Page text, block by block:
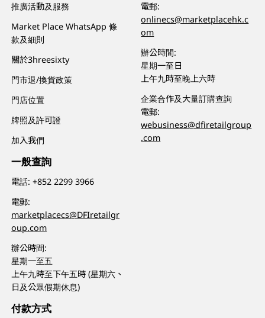
推廣活動及服務
Market Place WhatsApp 條
款及細則
關於3hreesixty
門市退/換貨政策
門店位置
牌照及許可證
加入我們
一般查詢
電話:+852 2299 3966
電郵:
marketplacecs@DFIretailgr
oup.com
辦公時間:
星期一至五
上午九時至下午五時 (星期六、
日及公眾假期休息)
電郵:
onlinecs@marketplacehk.c
om
辦公時間:
星期一至日
上午九時至晚上六時
企業合作及大量訂購查詢
電郵:
webusiness@dfiretailgroup
.com
付款方式